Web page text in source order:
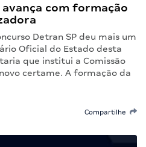
com formação
Detran SP deu mais um
Oficial do Estado desta
que institui a Comissão
certame. A formação da
Compartilhe